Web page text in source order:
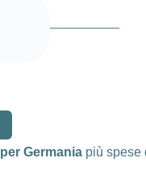
per Germania più spese